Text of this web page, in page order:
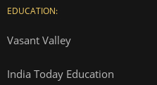
EDUCATION:
Vasant Valley
India Today Education